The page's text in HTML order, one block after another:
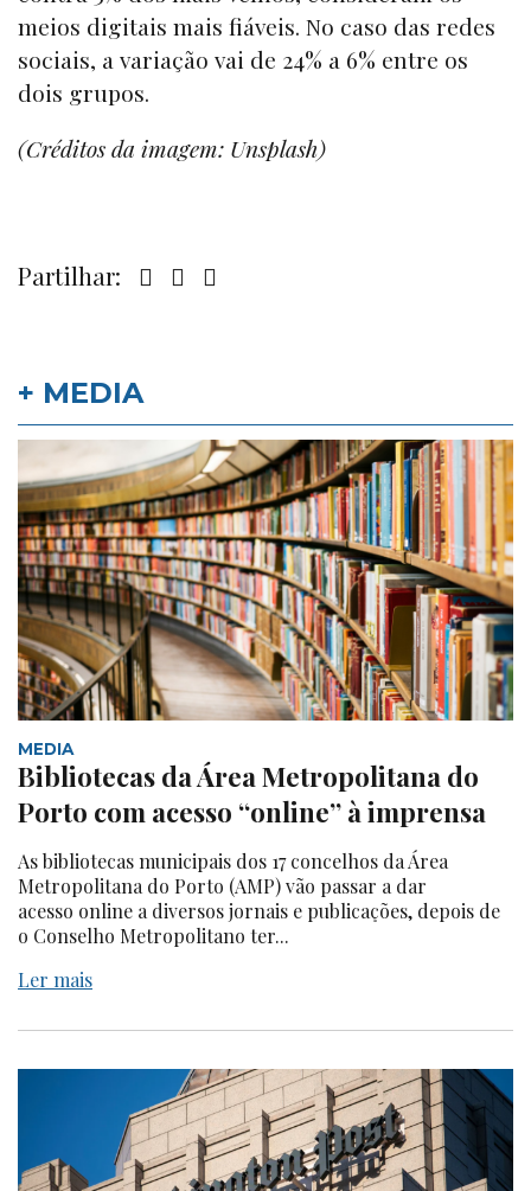
meios digitais mais fiáveis. No caso das redes
sociais, a variação vai de 24% a 6% entre os
dois grupos.
(Créditos da imagem: Unsplash)
Partilhar:
+ MEDIA
MEDIA
Bibliotecas da Área Metropolitana do
Porto com acesso “online” à imprensa
As bibliotecas municipais dos 17 concelhos da Área
Metropolitana do Porto (AMP) vão passar a dar
acesso online a diversos jornais e publicações, depois de
o Conselho Metropolitano ter...
Ler mais